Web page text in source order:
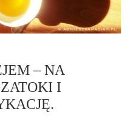
– NA
I